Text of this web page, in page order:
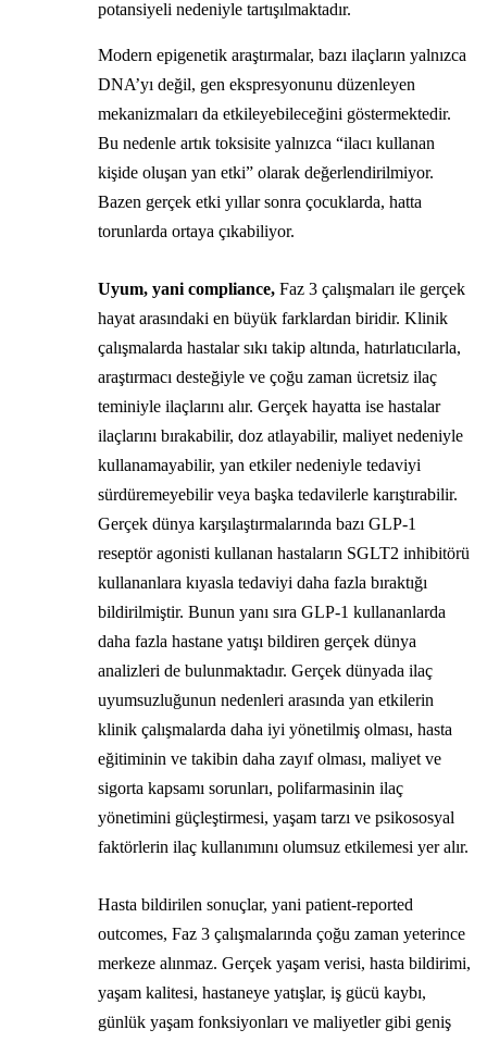
potansiyeli nedeniyle tartışılmaktadır.
Modern epigenetik araştırmalar, bazı ilaçların yalnızca
DNA’yı değil, gen ekspresyonunu düzenleyen
mekanizmaları da etkileyebileceğini göstermektedir.
Bu nedenle artık toksisite yalnızca “ilacı kullanan
kişide oluşan yan etki” olarak değerlendirilmiyor.
Bazen gerçek etki yıllar sonra çocuklarda, hatta
torunlarda ortaya çıkabiliyor.
Uyum, yani compliance, Faz 3 çalışmaları ile gerçek
hayat arasındaki en büyük farklardan biridir. Klinik
çalışmalarda hastalar sıkı takip altında, hatırlatıcılarla,
araştırmacı desteğiyle ve çoğu zaman ücretsiz ilaç
teminiyle ilaçlarını alır. Gerçek hayatta ise hastalar
ilaçlarını bırakabilir, doz atlayabilir, maliyet nedeniyle
kullanamayabilir, yan etkiler nedeniyle tedaviyi
sürdüremeyebilir veya başka tedavilerle karıştırabilir.
Gerçek dünya karşılaştırmalarında bazı GLP-1
reseptör agonisti kullanan hastaların SGLT2 inhibitörü
kullananlara kıyasla tedaviyi daha fazla bıraktığı
bildirilmiştir. Bunun yanı sıra GLP-1 kullananlarda
daha fazla hastane yatışı bildiren gerçek dünya
analizleri de bulunmaktadır. Gerçek dünyada ilaç
uyumsuzluğunun nedenleri arasında yan etkilerin
klinik çalışmalarda daha iyi yönetilmiş olması, hasta
eğitiminin ve takibin daha zayıf olması, maliyet ve
sigorta kapsamı sorunları, polifarmasinin ilaç
yönetimini güçleştirmesi, yaşam tarzı ve psikososyal
faktörlerin ilaç kullanımını olumsuz etkilemesi yer alır.
Hasta bildirilen sonuçlar, yani patient-reported
outcomes, Faz 3 çalışmalarında çoğu zaman yeterince
merkeze alınmaz. Gerçek yaşam verisi, hasta bildirimi,
yaşam kalitesi, hastaneye yatışlar, iş gücü kaybı,
günlük yaşam fonksiyonları ve maliyetler gibi geniş